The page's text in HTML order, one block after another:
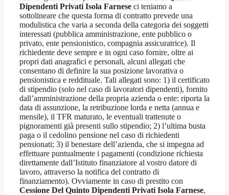
Dipendenti Privati Isola Farnese ci teniamo a
sottolineare che questa forma di contratto prevede una
modulistica che varia a seconda della categoria dei soggetti
interessati (pubblica amministrazione, ente pubblico o
privato, ente pensionistico, compagnia assicuratrice). Il
richiedente deve sempre e in ogni caso fornire, oltre ai
propri dati anagrafici e personali, alcuni allegati che
consentano di definire la sua posizione lavorativa o
pensionistica e reddituale. Tali allegati sono: 1) il certificato
di stipendio (solo nel caso di lavoratori dipendenti), fornito
dall’amministrazione della propria azienda o ente: riporta la
data di assunzione, la retribuzione lorda e netta (annua e
mensile), il TFR maturato, le eventuali trattenute o
pignoramenti già presenti sullo stipendio; 2) l’ultima busta
paga o il cedolino pensione nel caso di richiedenti
pensionati; 3) il benestare dell’azienda, che si impegna ad
effettuare puntualmente i pagamenti (condizione richiesta
direttamente dall’Istituto finanziatore al vostro datore di
lavoro, attraverso la notifica del contratto di
finanziamento). Ovviamente in caso di prestito con
Cessione Del Quinto Dipendenti Privati Isola Farnese,